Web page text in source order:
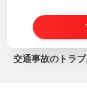
交通事故のトラ